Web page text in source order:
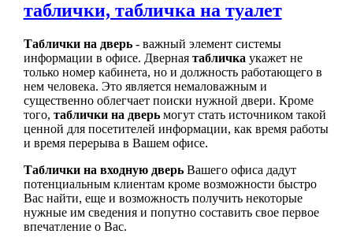
таблички, табличка на туалет
Таблички на дверь- важный элемент системы
информации в офисе. Дверная табличка укажет не
только номер кабинета, но и должность работающего в
нем человека. Это является немаловажным и
существенно облегчает поиски нужной двери. Кроме
того, таблички на дверьмогут стать источником такой
ценной для посетителей информации, как время работы
и время перерыва в Вашем офисе.
Таблички на входную дверьВашего офиса дадут
потенциальным клиентам кроме возможности быстро
Вас найти, еще и возможность получить некоторые
нужные им сведения и попутно составить свое первое
впечатление о Вас.